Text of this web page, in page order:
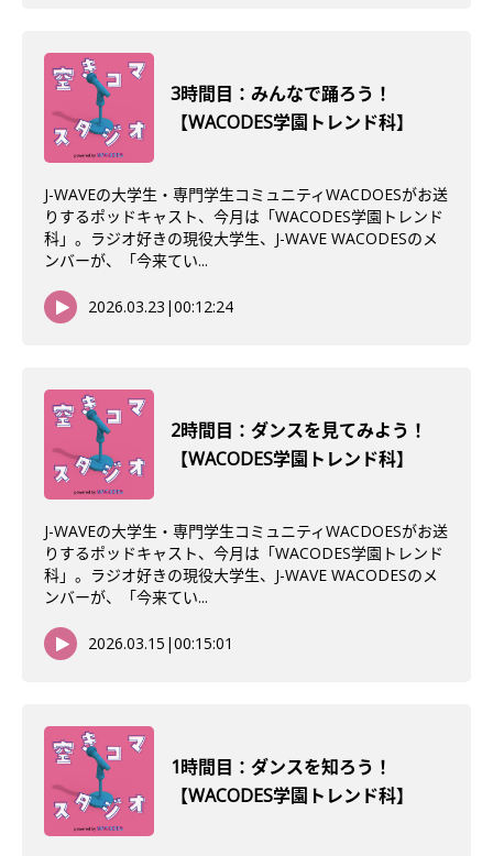
3時間目：みんなで踊ろう！
【WACODES学園トレンド科】
J-WAVEの大学生・専門学生コミュニティWACDOESがお送
りするポッドキャスト、今月は「WACODES学園トレンド
科」。ラジオ好きの現役大学生、J-WAVE WACODESのメ
ンバーが、「今来てい...
2026.03.23 |00:12:24
2時間目：ダンスを見てみよう！
【WACODES学園トレンド科】
J-WAVEの大学生・専門学生コミュニティWACDOESがお送
りするポッドキャスト、今月は「WACODES学園トレンド
科」。ラジオ好きの現役大学生、J-WAVE WACODESのメ
ンバーが、「今来てい...
2026.03.15 |00:15:01
1時間目：ダンスを知ろう！
【WACODES学園トレンド科】